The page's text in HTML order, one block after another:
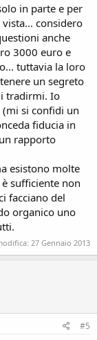
in parte e per
considero
anche
3000 euro e
tuttavia la loro
un segreto
tradirmi. Io
(mi si confidi un
fiducia in
rapporto
esistono molte
sufficiente non
facciano del
organico uno
27 Gennaio 2013
#5